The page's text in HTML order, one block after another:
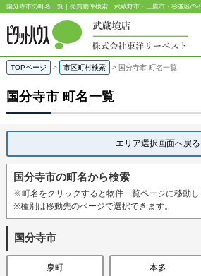
TOPページ > 市区町村検索 > 国分寺市 町名一覧
国分寺市 町名一覧
エリア選択画面へ戻る
国分寺市の町名から検索
※町名をクリックすると物件一覧ページに移動し
※種別は移動先のページで選択できます。
国分寺市
泉町 本多